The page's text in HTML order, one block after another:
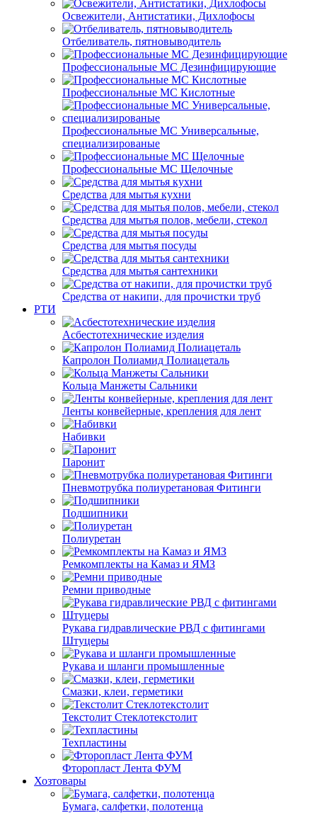
Освежители, Антистатики, Дихлофосы
Отбеливатель, пятновыводитель
Профессиональные МС Дезинфицирующие
Профессиональные МС Кислотные
Профессиональные МС Универсальные,
специализированые
Профессиональные МС Щелочные
Средства для мытья кухни
Средства для мытья полов, мебели, стекол
Средства для мытья посуды
Средства для мытья сантехники
Средства от накипи, для прочистки труб
РТИ
Асбестотехнические изделия
Капролон Полиамид Полиацеталь
Кольца Манжеты Сальники
Ленты конвейерные, крепления для лент
Набивки
Паронит
Пневмотрубка полиуретановая Фитинги
Подшипники
Полиуретан
Ремкомплекты на Камаз и ЯМЗ
Ремни приводные
Рукава гидравлические РВД с фитингами
Штуцеры
Рукава и шланги промышленные
Смазки, клеи, герметики
Текстолит Стеклотекстолит
Техпластины
Фторопласт Лента ФУМ
Хозтовары
Бумага, салфетки, полотенца